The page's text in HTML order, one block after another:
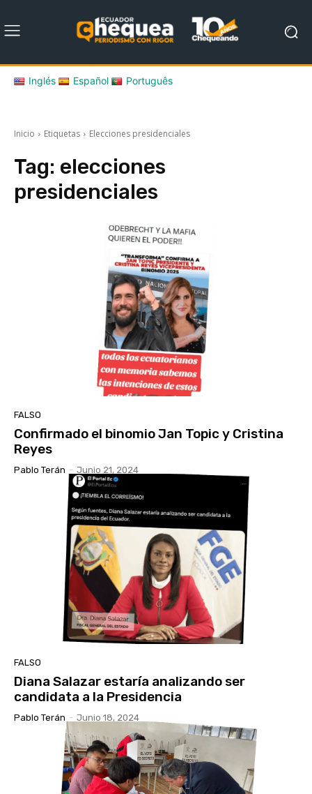
Inglés Español Português
Inicio Etiquetas Elecciones presidenciales
Tag: elecciones
presidenciales
FALSO
Confirmado el binomio Jan Topic y Cristina
Reyes
Pablo Terán - Junio 21, 2024
FALSO
Diana Salazar estaría analizando ser
candidata a la Presidencia
Pablo Terán - Junio 18, 2024